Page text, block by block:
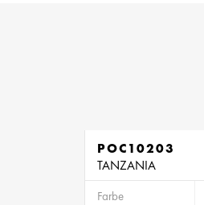
POC10203
TANZANIA
Farbe